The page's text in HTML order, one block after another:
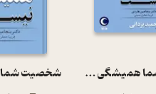
شخصیت شما همیشگی نیست